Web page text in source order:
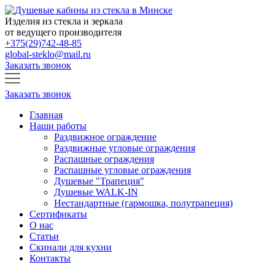
Изделия из стекла и зеркала
от ведущего производителя
+375(29)742-48-85
global-steklo@mail.ru
Заказать звонок
Заказать звонок
Главная
Наши работы
Раздвижное ограждение
Раздвижные угловые ограждения
Распашные ограждения
Распашные угловые ограждения
Душевые "Трапеция"
Душевые WALK-IN
Нестандартные (гармошка, полутрапеция)
Сертификаты
О нас
Статьи
Скинали для кухни
Контакты